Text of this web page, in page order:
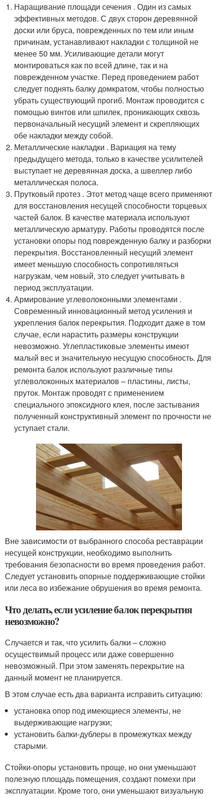
Наращивание площади сечения . Один из самых
эффективных методов. С двух сторон деревянной
доски или бруса, поврежденных по тем или иным
причинам, устанавливают накладки с толщиной не
менее 50 мм. Усиливающие детали могут
монтироваться как по всей длине, так и на
поврежденном участке. Перед проведением работ
следует поднять балку домкратом, чтобы полностью
убрать существующий прогиб. Монтаж проводится с
помощью винтов или шпилек, проникающих сквозь
первоначальный несущий элемент и скрепляющих
обе накладки между собой.
Металлические накладки . Вариация на тему
предыдущего метода, только в качестве усилителей
выступает не деревянная доска, а швеллер либо
металлическая полоса.
Прутковый протез . Этот метод чаще всего применяют
для восстановления несущей способности торцевых
частей балок. В качестве материала используют
металлическую арматуру. Работы проводятся после
установки опоры под поврежденную балку и разборки
перекрытия. Восстановленный несущий элемент
имеет меньшую способность сопротивляться
нагрузкам, чем новый, это следует учитывать в
период эксплуатации.
Армирование углеволоконными элементами .
Современный инновационный метод усиления и
укрепления балок перекрытия. Подходит даже в том
случае, если нарастить размеры конструкции
невозможно. Углепластиковые элементы имеют
малый вес и значительную несущую способность. Для
ремонта балок используют различные типы
углеволоконных материалов – пластины, листы,
пруток. Монтаж проводят с применением
специального эпоксидного клея, после застывания
полученный конструктивный элемент по прочности не
уступает стали.
Вне зависимости от выбранного способа реставрации
несущей конструкции, необходимо выполнить
требования безопасности во время проведения работ.
Следует установить опорные поддерживающие стойки
или леса во избежание обрушения во время ремонта.
Что делать, если усиление балок перекрытия
невозможно?
Случается и так, что усилить балки – сложно
осуществимый процесс или даже совершенно
невозможный. При этом заменять перекрытие на
данный момент не планируется.
В этом случае есть два варианта исправить ситуацию:
установка опор под имеющиеся элементы, не
выдерживающие нагрузки;
установить балки-дублеры в промежутках между
старыми.
Стойки-опоры установить проще, но они уменьшают
полезную площадь помещения, создают помехи при
эксплуатации. Кроме того, они уменьшают визуальную